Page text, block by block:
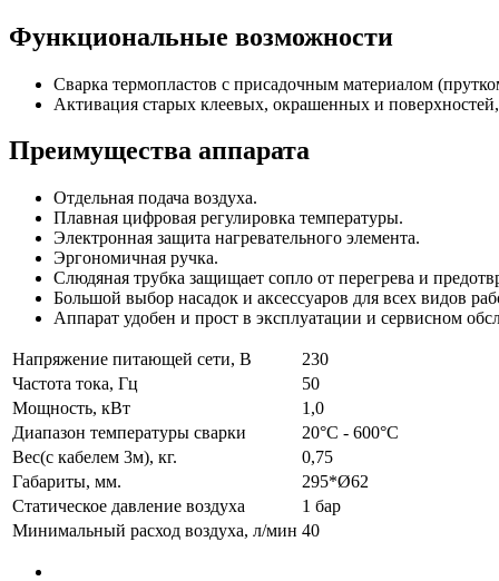
Функциональные возможности
Сварка термопластов с присадочным материалом
Активация старых клеевых, окрашенных и
Преимущества аппарата
Отдельная подача воздуха.
Плавная цифровая регулировка температуры.
Электронная защита нагревательного элемента.
Эргономичная ручка.
Слюдяная трубка защищает сопло от перегрева и
Большой выбор насадок и аксессуаров для всех видов
Аппарат удобен и прост в эксплуатации и сервисном
Напряжение питающей сети, В
230
Частота тока, Гц
50
Мощность, кВт
1,0
Диапазон температуры сварки
20°С - 600°С
Вес(с кабелем 3м), кг.
0,75
Габариты, мм.
295*Ø62
Статическое давление воздуха
1 бар
Минимальный расход воздуха, л/мин 40